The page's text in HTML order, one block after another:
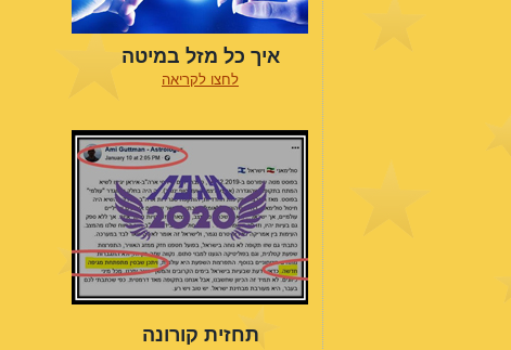
איך כל מזל במיטה
לחצו לקריאה
תחזית קורונה